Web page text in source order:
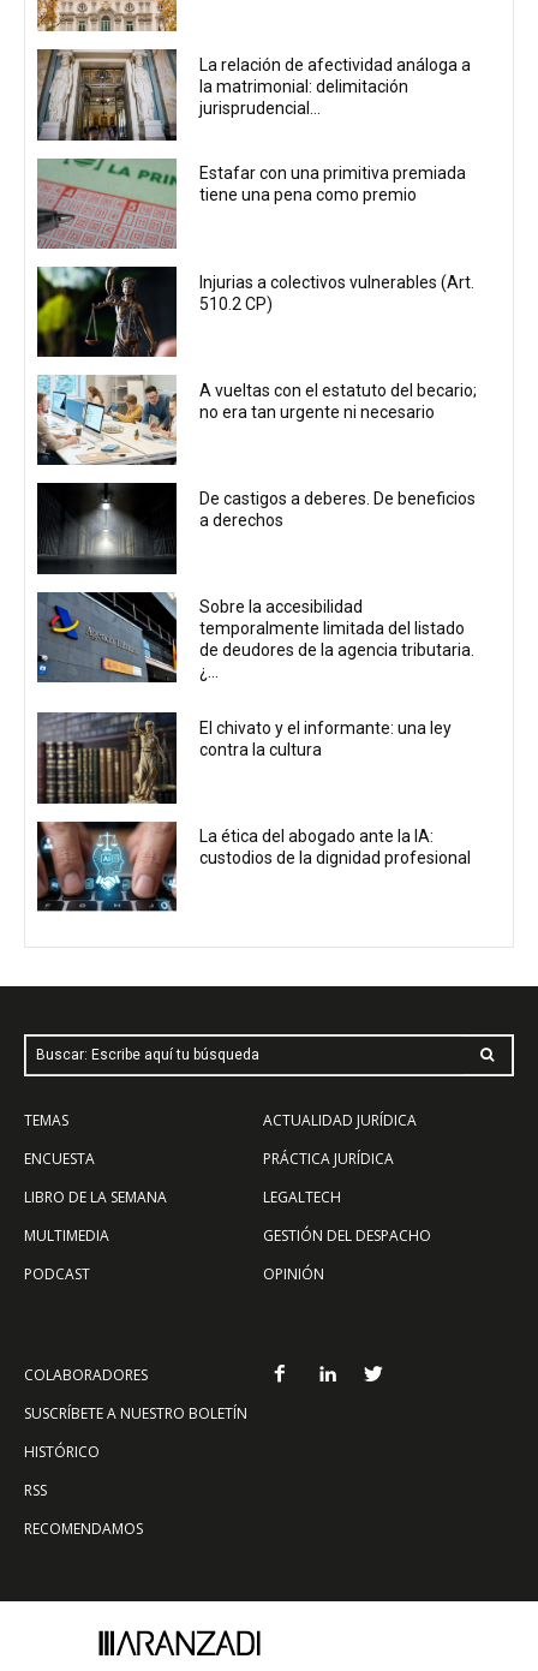
La relación de afectividad análoga a
la matrimonial: delimitación
jurisprudencial...
Estafar con una primitiva premiada
tiene una pena como premio
Injurias a colectivos vulnerables (Art.
510.2 CP)
A vueltas con el estatuto del becario;
no era tan urgente ni necesario
De castigos a deberes. De beneficios
a derechos
Sobre la accesibilidad
temporalmente limitada del listado
de deudores de la agencia tributaria.
¿...
El chivato y el informante: una ley
contra la cultura
La ética del abogado ante la IA:
custodios de la dignidad profesional
Buscar: Escribe aquí tu búsqueda
TEMAS
ENCUESTA
LIBRO DE LA SEMANA
MULTIMEDIA
PODCAST
ACTUALIDAD JURÍDICA
PRÁCTICA JURÍDICA
LEGALTECH
GESTIÓN DEL DESPACHO
OPINIÓN
COLABORADORES
SUSCRÍBETE A NUESTRO BOLETÍN
HISTÓRICO
RSS
RECOMENDAMOS